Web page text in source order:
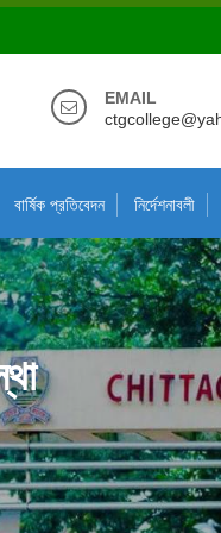
EMAIL
বার্ষিক প্রতিবেদন নির্দেশনাবলী